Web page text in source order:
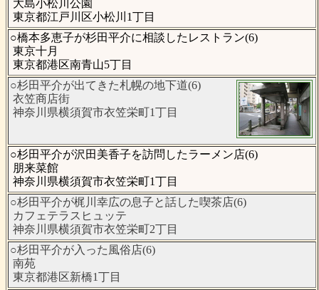
大島小松川公園
東京都江戸川区小松川1丁目
○橋本多恵子が杉田平介に相談したレストラン(6)
東京十月
東京都港区南青山5丁目
○杉田平介が出てきた札幌の地下道(6)
衣笠商店街
神奈川県横須賀市衣笠栄町1丁目
○杉田平介が沢田美香子を訪問したラーメン店(6)
朋来菜館
神奈川県横須賀市衣笠栄町1丁目
○杉田平介が梶川幸広の息子と話した喫茶店(6)
カフェテラスヒュッテ
神奈川県横須賀市衣笠栄町2丁目
○杉田平介が入った風俗店(6)
南苑
東京都港区新橋1丁目